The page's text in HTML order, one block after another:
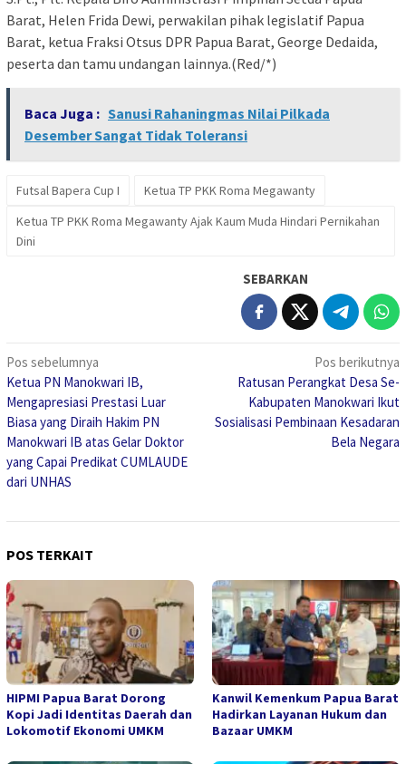
Barat, Helen Frida Dewi, perwakilan pihak legislatif Papua
Barat, ketua Fraksi Otsus DPR Papua Barat, George Dedaida,
peserta dan tamu undangan lainnya.(Red/*)
Baca Juga : Sanusi Rahaningmas Nilai Pilkada
Desember Sangat Tidak Toleransi
Futsal Bapera Cup I
Ketua TP PKK Roma Megawanty
Ketua TP PKK Roma Megawanty Ajak Kaum Muda Hindari Pernikahan
Dini
SEBARKAN
Navigasi
pos
Pos sebelumnya
Ketua PN Manokwari IB,
Mengapresiasi Prestasi Luar
Biasa yang Diraih Hakim PN
Manokwari IB atas Gelar Doktor
yang Capai Predikat CUMLAUDE
dari UNHAS
Pos berikutnya
Ratusan Perangkat Desa Se-
Kabupaten Manokwari Ikut
Sosialisasi Pembinaan Kesadaran
Bela Negara
POS TERKAIT
HIPMI Papua Barat Dorong
Kopi Jadi Identitas Daerah dan
Lokomotif Ekonomi UMKM
Kanwil Kemenkum Papua Barat
Hadirkan Layanan Hukum dan
Bazaar UMKM